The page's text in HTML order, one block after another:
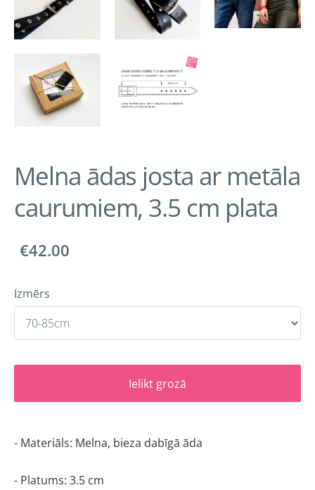
Melna ādas josta ar metāla
caurumiem, 3.5 cm plata
€42.00
Izmērs
Ielikt grozā
- Materiāls: Melna, bieza dabīgā āda
- Platums: 3.5 cm